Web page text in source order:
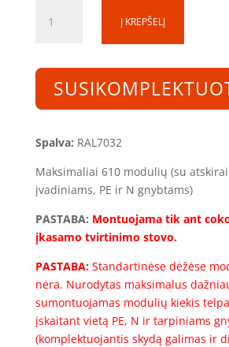
kiekis:
SDD161240-
(366mod.)
(1600x1200x400)
Į KREPŠELĮ
Spalva: RAL7032
Maksimaliai 610 modulių (su
įvadiniams, PE ir N gnybtams)
PASTABA: Montuojama tik ant
įkasamo tvirtinimo stovo.
PASTABA:Standartinėse dėžėse
nėra. Nurodytas maksimalus
sumontuojamas modulių kiekis
įskaitant vietą PE, N ir tarpiniams
(komplektuojantis skydą galimas ir